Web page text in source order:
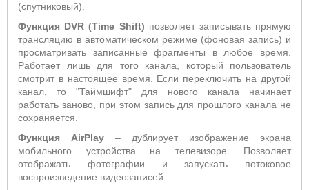
(спутниковый).
Функция DVR (Time Shift) позволяет записывать прямую
трансляцию в автоматическом режиме (фоновая запись) и
просматривать записанные фрагменты в любое время.
Работает лишь для того канала, который пользователь
смотрит в настоящее время. Если переключить на другой
канал, то "Таймшифт" для нового канала начинает
работать заново, при этом запись для прошлого канала не
сохраняется.
Функция AirPlay – дублирует изображение экрана
мобильного устройства на телевизоре. Позволяет
отображать фотографии и запускать потоковое
воспроизведение видеозаписей.